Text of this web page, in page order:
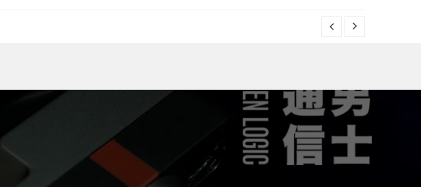
12/07/2026
29/07/2026